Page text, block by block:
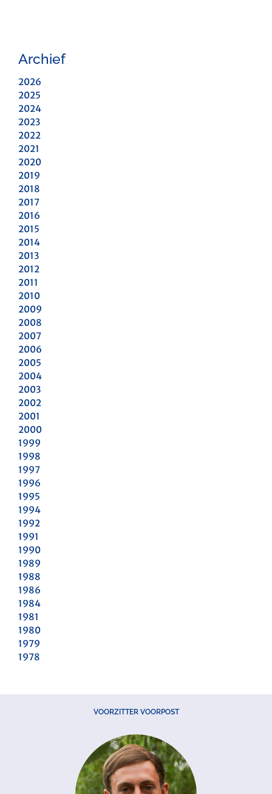
Archief
2026
2025
2024
2023
2022
2021
2020
2019
2018
2017
2016
2015
2014
2013
2012
2011
2010
2009
2008
2007
2006
2005
2004
2003
2002
2001
2000
1999
1998
1997
1996
1995
1994
1992
1991
1990
1989
1988
1986
1984
1981
1980
1979
1978
VOORZITTER VOORPOST